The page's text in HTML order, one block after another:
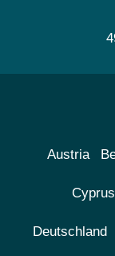
Austria
Cyprus
Deutschland